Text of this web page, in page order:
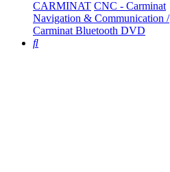
CARMINAT CNC - Carminat
Navigation & Communication /
Carminat Bluetooth DVD
Rechercher